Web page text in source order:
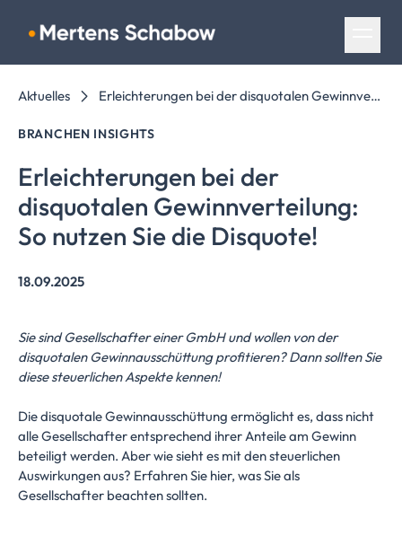
Navigation überspringen
Aktuelles Erleichterungen bei der disquotalen Gewinnverteilung: So nutzen Sie die Disquote!
BRANCHEN INSIGHTS
Erleichterungen bei der
disquotalen Gewinnverteilung:
So nutzen Sie die Disquote!
18.09.2025
Sie sind Gesellschafter einer GmbH und wollen von der
disquotalen Gewinnausschüttung profitieren? Dann sollten Sie
diese steuerlichen Aspekte kennen!
Die disquotale Gewinnausschüttung ermöglicht es, dass nicht
alle Gesellschafter entsprechend ihrer Anteile am Gewinn
beteiligt werden. Aber wie sieht es mit den steuerlichen
Auswirkungen aus? Erfahren Sie hier, was Sie als
Gesellschafter beachten sollten.